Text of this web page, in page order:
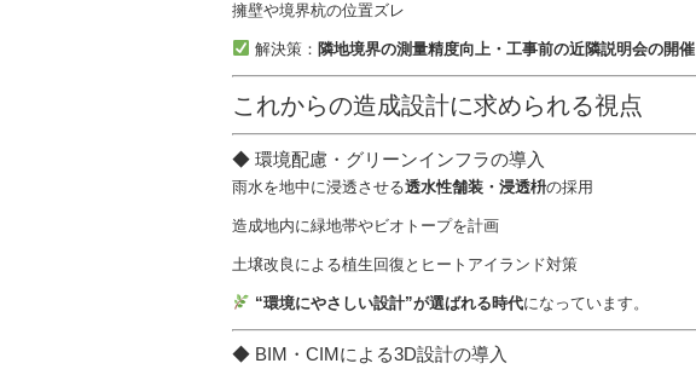
擁壁や境界杭の位置ズレ
解決策： 隣地境界の測量精度向上・工事前の近隣説明会の開催
これからの造成設計に求められる視点
◆ 環境配慮・グリーンインフラの導入
雨水を地中に浸透させる透水性舗装・浸透枡の採用
造成地内に緑地帯やビオトープを計画
土壌改良による植生回復とヒートアイランド対策
“環境にやさしい設計”が選ばれる時代になっています。
◆ BIM・CIMによる3D設計の導入